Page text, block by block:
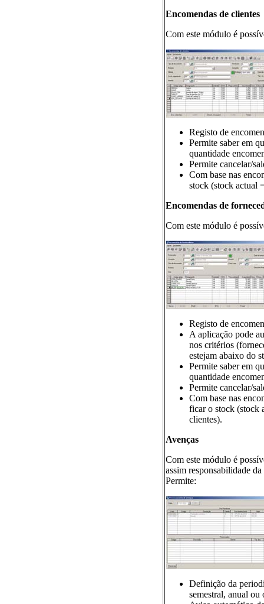
Encomendas de clientes
Com este módulo é
Registo de
Permite saber em
quantidade
Permite cancelar/
Com base nas
stock (stock actual
Encomendas de
Com este módulo é
Registo de
A aplicação pode
nos critérios
estejam abaixo do
Permite saber em
quantidade
Permite cancelar/
Com base nas
ficar o stock (stock
clientes).
Avenças
Com este módulo é
assim responsabilidade
Permite:
Definição da
semestral, anual ou